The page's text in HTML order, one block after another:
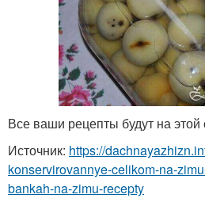
Все ваши рецепты будут на этой
Источник: https://
konservirovannye-celikom-na-
bankah-na-zimu-recepty